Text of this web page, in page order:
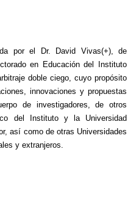
por el Dr. David Vivas(+), de
en Educación del Instituto
doble ciego, cuyo propósito
innovaciones y propuestas
de investigadores, de otros
del Instituto y la Universidad
así como de otras Universidades
y extranjeros.